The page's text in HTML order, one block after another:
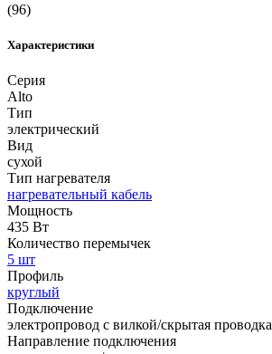
(96)
Характеристики
Серия
Alto
Тип
электрический
Вид
сухой
Тип нагревателя
нагревательный кабель
Мощность
435 Вт
Количество перемычек
5 шт
Профиль
круглый
Подключение
электропровод с вилкой/скрытая проводка
Направление подключения